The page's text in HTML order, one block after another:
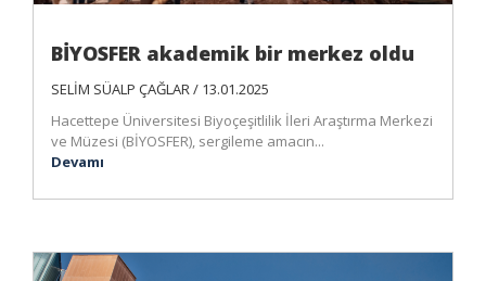
BİYOSFER akademik bir merkez oldu
SELİM SÜALP ÇAĞLAR / 13.01.2025
Hacettepe Üniversitesi Biyoçeşitlilik İleri Araştırma Merkezi
ve Müzesi (BİYOSFER), sergileme amacın...
Devamı